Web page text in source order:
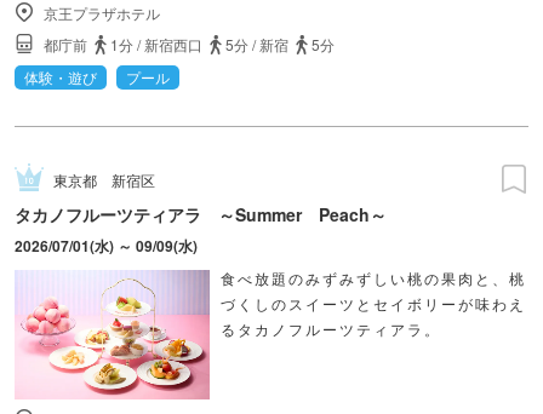
京王プラザホテル
都庁前
1分/新宿西口 5分/新宿
5分
体験・遊び
プール
東京都 新宿区
タカノフルーツティアラ ～Summer Peach～
2026/07/01(水) ～ 09/09(水)
食べ放題のみずみずしい桃の果肉と、桃
づくしのスイーツとセイボリーが味わえ
るタカノフルーツティアラ。